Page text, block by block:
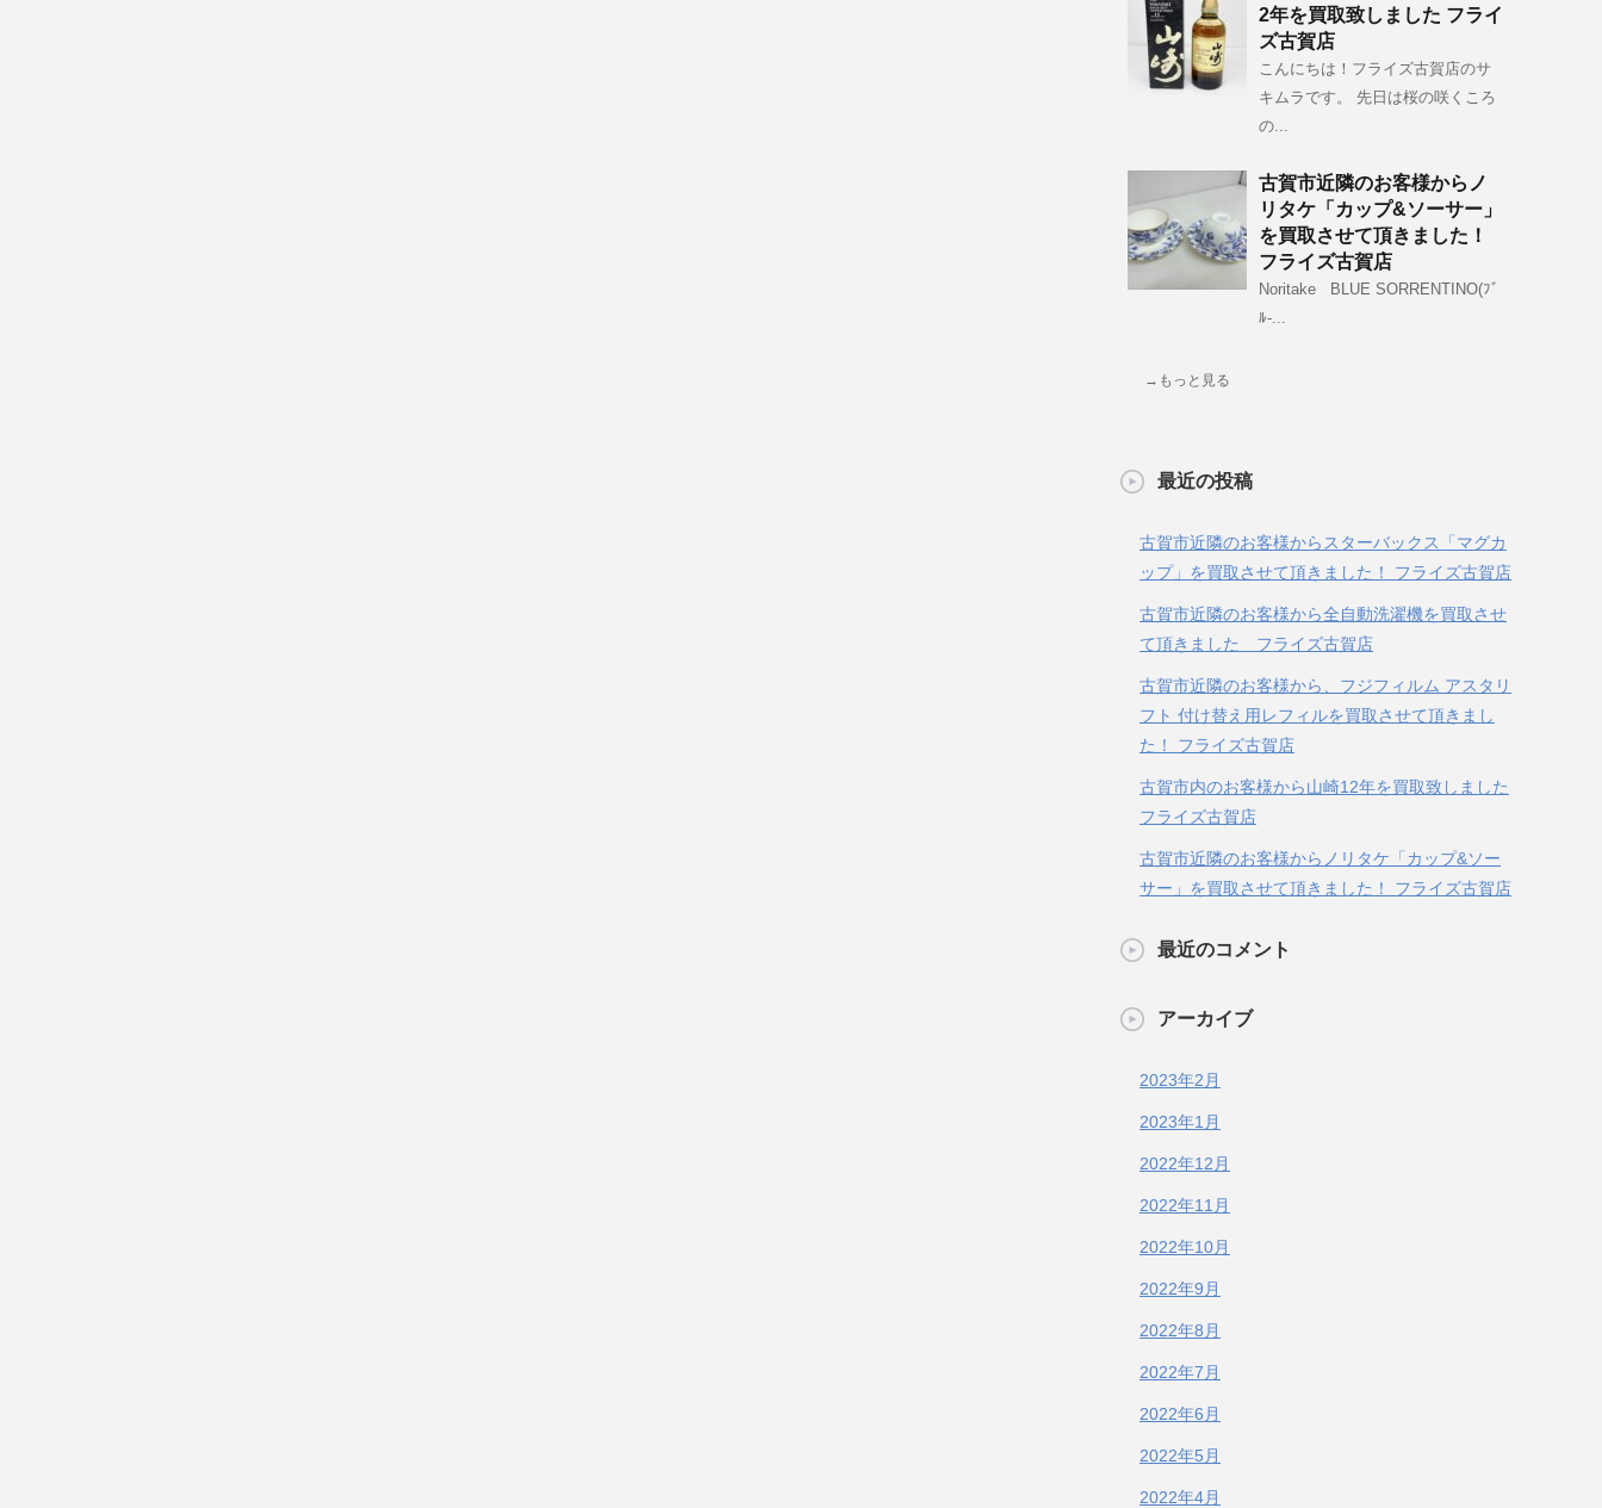
2年を買取致しました フライ
ズ古賀店
こんにちは！フライズ古賀店のサ
キムラです。 先日は桜の咲くころ
の...
古賀市近隣のお客様からノ
リタケ「カップ&ソーサー」
を買取させて頂きました！
フライズ古賀店
Noritake BLUE SORRENTINO(ﾌﾞ
ﾙ-...
→もっと見る
最近の投稿
古賀市近隣のお客様からスターバックス「マグカ
ップ」を買取させて頂きました！ フライズ古賀店
古賀市近隣のお客様から全自動洗濯機を買取させ
て頂きました フライズ古賀店
古賀市近隣のお客様から、フジフィルム アスタリ
フト 付け替え用レフィルを買取させて頂きまし
た！ フライズ古賀店
古賀市内のお客様から山崎12年を買取致しました
フライズ古賀店
古賀市近隣のお客様からノリタケ「カップ&ソー
サー」を買取させて頂きました！ フライズ古賀店
最近のコメント
アーカイブ
2023年2月
2023年1月
2022年12月
2022年11月
2022年10月
2022年9月
2022年8月
2022年7月
2022年6月
2022年5月
2022年4月